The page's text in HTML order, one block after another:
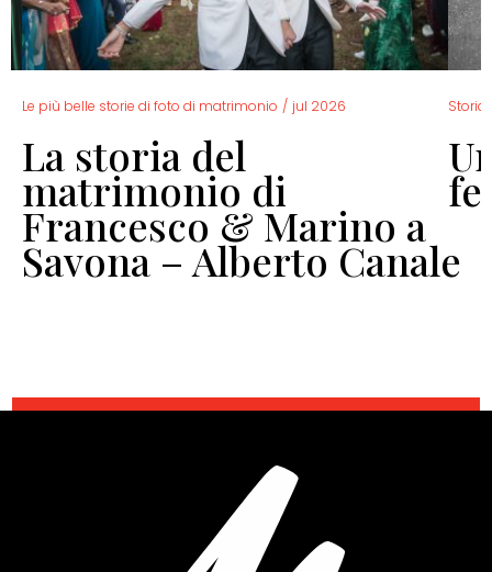
Le più belle storie di foto di matrimonio / jul 2026
La storia del
matrimonio di
Francesco & Marino a
Savona – Alberto Canale
Storia